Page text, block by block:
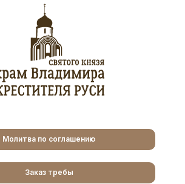
Молитва по соглашению
Заказ требы